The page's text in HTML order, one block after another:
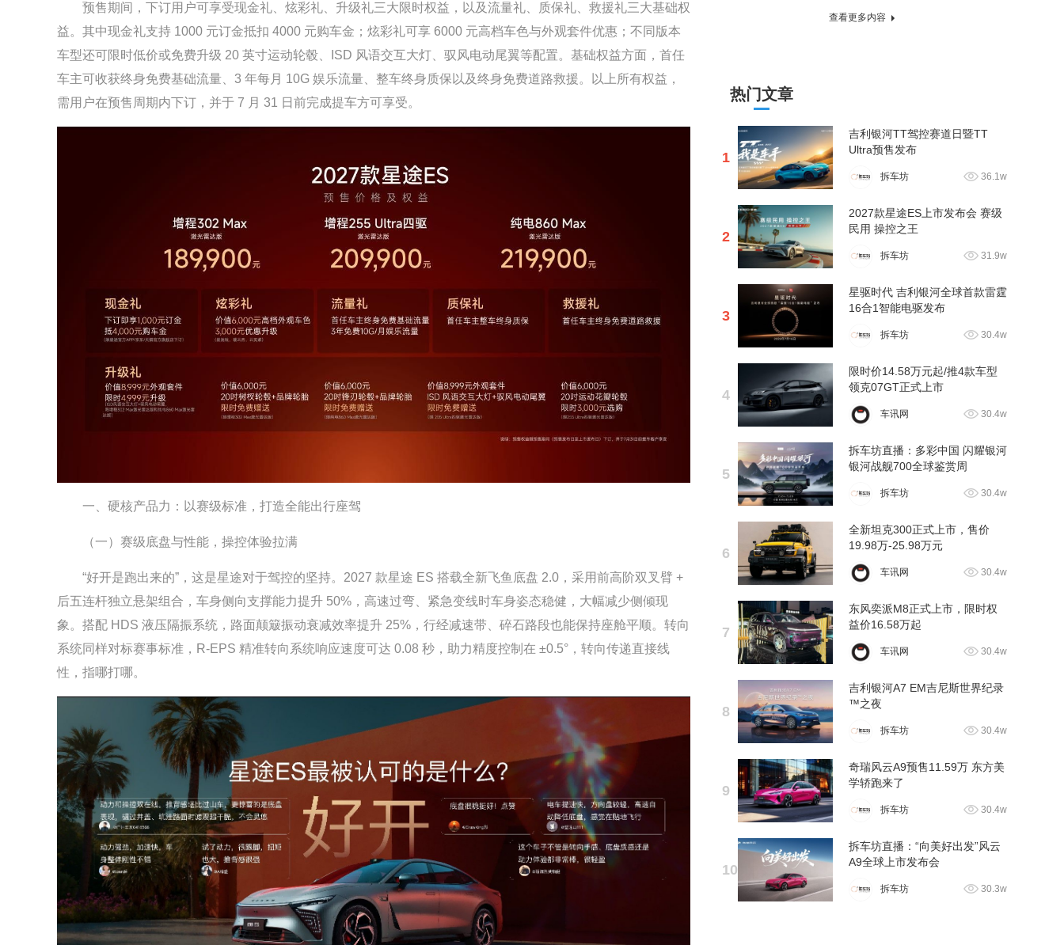
预售期间，下订用户可享受现金礼、炫彩礼、升级礼三大限时权益，以及流量礼、质保礼、救援礼三大基础权
益。其中现金礼支持 1000 元订金抵扣 4000 元购车金；炫彩礼可享 6000 元高档车色与外观套件优惠；不同版本
车型还可限时低价或免费升级 20 英寸运动轮毂、ISD 风语交互大灯、驭风电动尾翼等配置。基础权益方面，首任
车主可收获终身免费基础流量、3 年每月 10G 娱乐流量、整车终身质保以及终身免费道路救援。以上所有权益，
需用户在预售周期内下订，并于 7 月 31 日前完成提车方可享受。
一、硬核产品力：以赛级标准，打造全能出行座驾
（一）赛级底盘与性能，操控体验拉满
“好开是跑出来的”，这是星途对于驾控的坚持。2027 款星途 ES 搭载全新飞鱼底盘 2.0，采用前高阶双叉臂 +
后五连杆独立悬架组合，车身侧向支撑能力提升 50%，高速过弯、紧急变线时车身姿态稳健，大幅减少侧倾现
象。搭配 HDS 液压隔振系统，路面颠簸振动衰减效率提升 25%，行经减速带、碎石路段也能保持座舱平顺。转向
系统同样对标赛事标准，R-EPS 精准转向系统响应速度可达 0.08 秒，助力精度控制在 ±0.5°，转向传递直接线
性，指哪打哪。
查看更多内容
热门文章
1
吉利银河TT驾控赛道日暨TT
Ultra预售发布
拆车坊 36.1w
2
2027款星途ES上市发布会 赛级
民用 操控之王
拆车坊 31.9w
3
星驱时代 吉利银河全球首款雷霆
16合1智能电驱发布
拆车坊 30.4w
4
限时价14.58万元起/推4款车型
领克07GT正式上市
车讯网 30.4w
5
拆车坊直播：多彩中国 闪耀银河
银河战舰700全球鉴赏周
拆车坊 30.4w
6
全新坦克300正式上市，售价
19.98万-25.98万元
车讯网 30.4w
7
东风奕派M8正式上市，限时权
益价16.58万起
车讯网 30.4w
8
吉利银河A7 EM吉尼斯世界纪录
™之夜
拆车坊 30.4w
9
奇瑞风云A9预售11.59万 东方美
学轿跑来了
拆车坊 30.4w
10
拆车坊直播：“向美好出发”风云
A9全球上市发布会
拆车坊 30.3w